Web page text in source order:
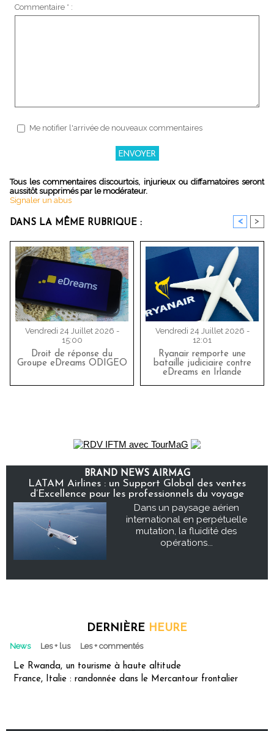
Commentaire * :
Me notifier l'arrivée de nouveaux commentaires
Tous les commentaires discourtois, injurieux ou diffamatoires seront
aussitôt supprimés par le modérateur.
Signaler un abus
DANS LA MÊME RUBRIQUE : < >
Vendredi 24 Juillet 2026 -
15:00
Droit de réponse du
Groupe eDreams ODIGEO
Vendredi 24 Juillet 2026 -
12:01
Ryanair remporte une
bataille judiciaire contre
eDreams en Irlande
BRAND NEWS AIRMAG
LATAM Airlines : un Support Global des ventes
d’Excellence pour les professionnels du voyage
Dans un paysage aérien
international en perpétuelle
mutation, la fluidité des
opérations...
DERNIÈRE HEURE
News Les + lus Les + commentés
Le Rwanda, un tourisme à haute altitude
France, Italie : randonnée dans le Mercantour frontalier